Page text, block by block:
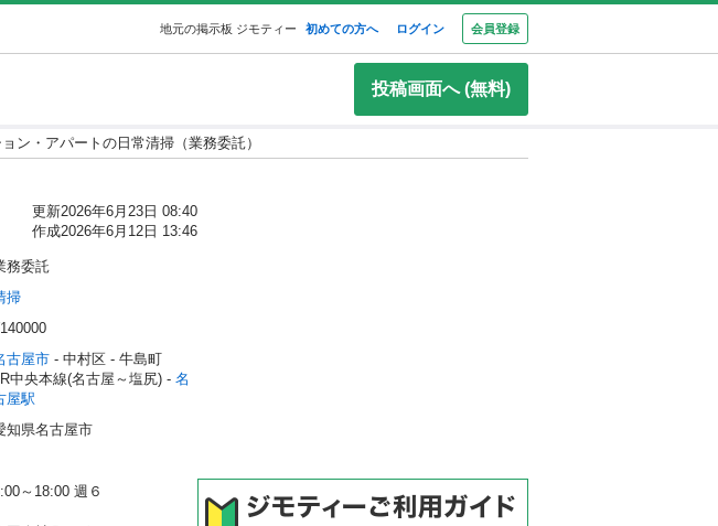
地元の掲示板 ジモティー 初めての方へ ログイン 会員登録
投稿画面へ (無料)
ン・アパートの日常清掃（業務委託）
更新2026年6月23日 08:40
作成2026年6月12日 13:46
務委託
掃
古屋市 - 中村区 - 牛島町
中央本線(名古屋～塩尻) - 名
屋駅
知県名古屋市
～18:00 週６